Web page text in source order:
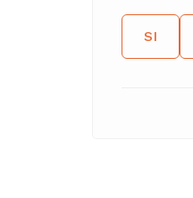
SI